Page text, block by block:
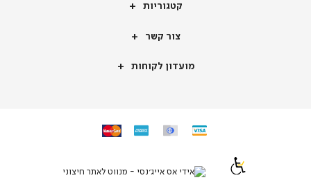
קטגוריותקטגוריות
צור
צור קשר
מועדון
מועדון לקוחות